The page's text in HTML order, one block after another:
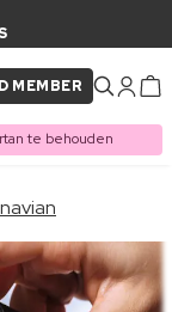
MEMBER
te behouden